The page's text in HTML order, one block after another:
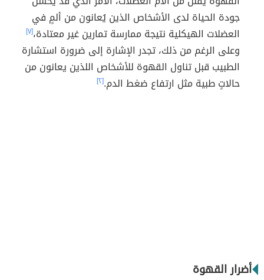
جودة الحياة لدى الأشخاص الذين يُعانون من ألمٍ في
العضلات الهيكلية نتيجة ممارسة تمارين غير معتادة،[٧]
وعلى الرغم من ذلك، تجدر الإشارة إلى ضرورة استشارة
الطبيب قبل تناول القهوة للأشخاص اللذين يعانون من
حالاتٍ طبية مثل ارتفاع ضغط الدم.[٢]
أضرار القهوة